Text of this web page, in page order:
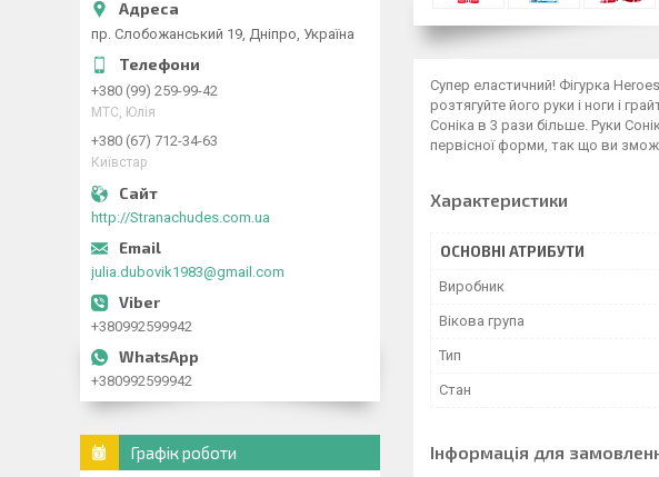
Супер еластичний! Фігурка
розтягуйте його руки і ноги і
Соніка в 3 рази більше. Руки
первісної форми, так що ви
Характеристики
ОСНОВНІ АТРИБУТИ
Виробник
Вікова група
Тип
Стан
Інформація для
пр. Слобожанський 19, Дніпро, Україна
+380 (99) 259-99-42
МТС, Юлія
+380 (67) 712-34-63
Київстар
http://Stranachudes.com.ua
julia.dubovik1983@gmail.com
+380992599942
+380992599942
Графік роботи